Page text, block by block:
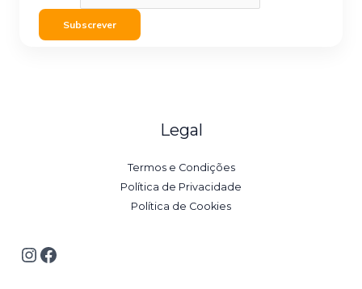
Subscrever
Legal
Termos e Condições
Política de Privacidade
Política de Cookies